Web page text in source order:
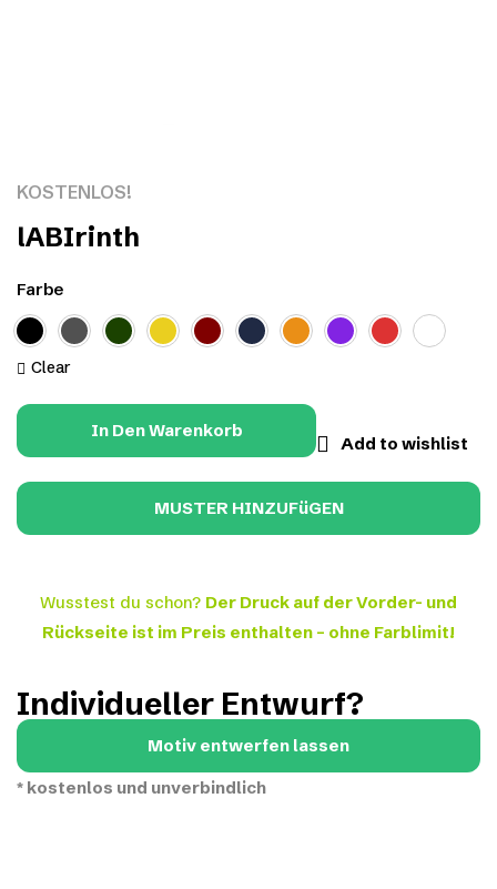
KOSTENLOS!
lABIrinth
Farbe
Clear
In Den Warenkorb
Add to wishlist
Wusstest du schon? Der Druck auf der Vorder- und
Rückseite ist im Preis enthalten – ohne Farblimit!
Individueller Entwurf?
Motiv entwerfen lassen
* kostenlos und unverbindlich